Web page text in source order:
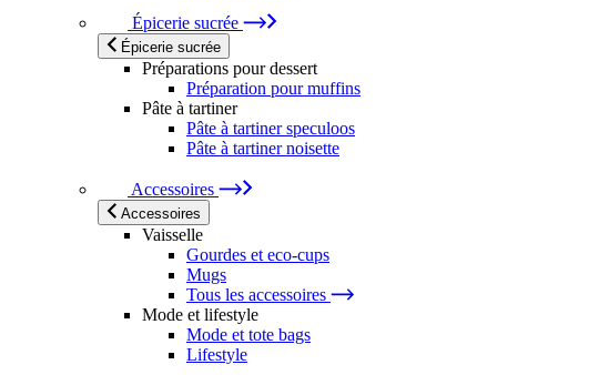
Épicerie sucrée
Épicerie sucrée
Préparations pour dessert
Préparation pour muffins
Pâte à tartiner
Pâte à tartiner speculoos
Pâte à tartiner noisette
Accessoires
Accessoires
Vaisselle
Gourdes et eco-cups
Mugs
Tous les accessoires
Mode et lifestyle
Mode et tote bags
Lifestyle